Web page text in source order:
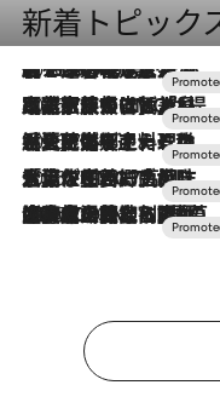
新着トピック
2026.8.7
【トンボの足水浴】ヒノキの香りに包まれて涼感マックス！約13℃の湧水かけ流しを避暑地「星野温泉 トンボの湯」で体験
2026.7.31
【ホテル帰省】という選択肢をOMOが提案。家族とほどよい距離を保つには「昼は実家、夜は気兼ねなくホテルで！」
2026.7.24
【夏限定ディナーコース】旬を迎える稚鮎や花ズッキーニなどをイタリア・トスカーナの郷土料理の手法で満喫！
2026.7.17
「土佐和ハーブかき氷」がOMO7高知に登場！生姜、山椒、大葉など目にも舌にも涼を呼ぶ郷土の味
2026.7.10
NEW OPEN！【界 草津】名湯の地に誕生。趣の異なる2種の温泉と上州ならではの会席・蕎麦割烹など美食を味わう究極の癒やし旅